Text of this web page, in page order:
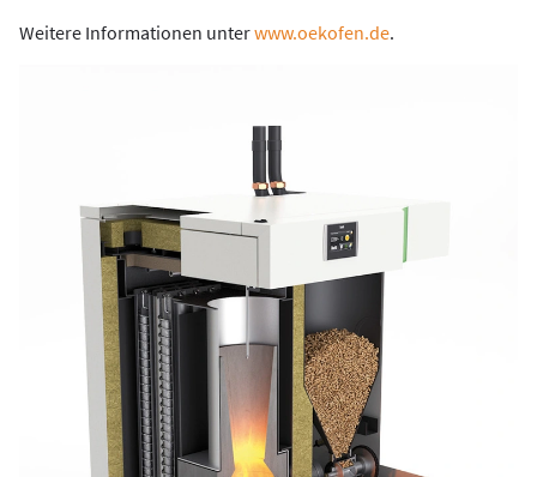
Weitere Informationen unterwww.oekofen.de.